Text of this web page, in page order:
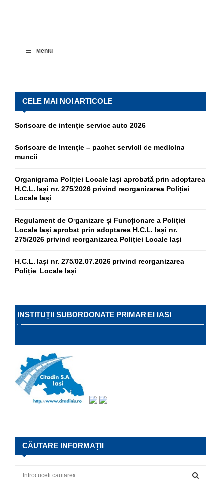
Meniu
CELE MAI NOI ARTICOLE
Scrisoare de intenție service auto 2026
Scrisoare de intenție – pachet servicii de medicina
muncii
Organigrama Poliției Locale Iași aprobată prin adoptarea
H.C.L. Iași nr. 275/2026 privind reorganizarea Poliției
Locale Iași
Regulament de Organizare și Funcționare a Poliției
Locale Iași aprobat prin adoptarea H.C.L. Iași nr.
275/2026 privind reorganizarea Poliției Locale Iași
H.C.L. Iași nr. 275/02.07.2026 privind reorganizarea
Poliției Locale Iași
INSTITUȚII SUBORDONATE PRIMARIEI IASI
CĂUTARE INFORMAȚII